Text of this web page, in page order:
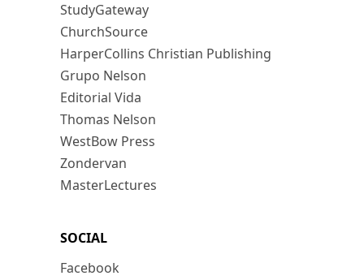
StudyGateway
ChurchSource
HarperCollins Christian Publishing
Grupo Nelson
Editorial Vida
Thomas Nelson
WestBow Press
Zondervan
MasterLectures
SOCIAL
Facebook